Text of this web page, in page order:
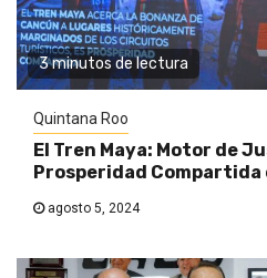
3 minutos de lectura
Quintana Roo
El Tren Maya: Motor de
Prosperidad Compartida
agosto 5, 2024